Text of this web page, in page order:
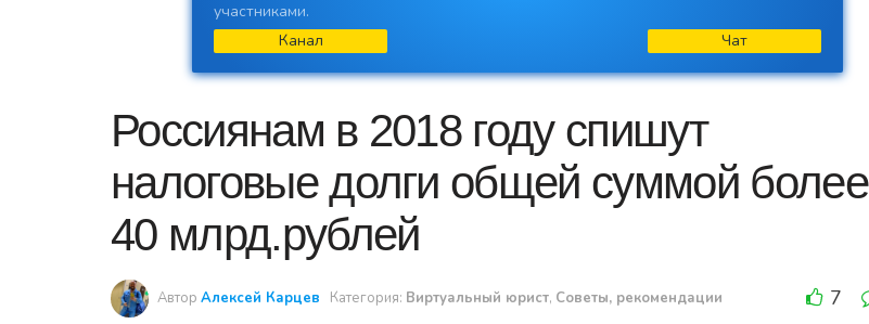
участниками.
Чат
Канал
Россиянам в 2018 году спишут
налоговые долги общей суммой более
40 млрд.рублей
Автор Алексей Карцев Категория: Виртуальный юрист, Советы, рекомендации 7